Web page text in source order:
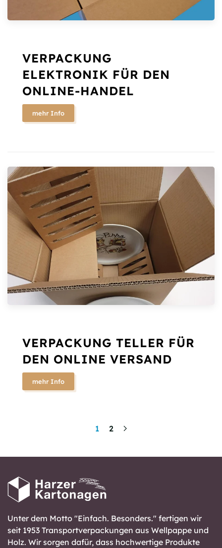
VERPACKUNG
ELEKTRONIK FÜR DEN
ONLINE-HANDEL
mehr Info
VERPACKUNG TELLER FÜR
DEN ONLINE VERSAND
mehr Info
1 2
Unter dem Motto "Einfach. Besonders." fertigen wir
seit 1953 Transportverpackungen aus Wellpappe und
Holz. Wir sorgen dafür, dass hochwertige Produkte